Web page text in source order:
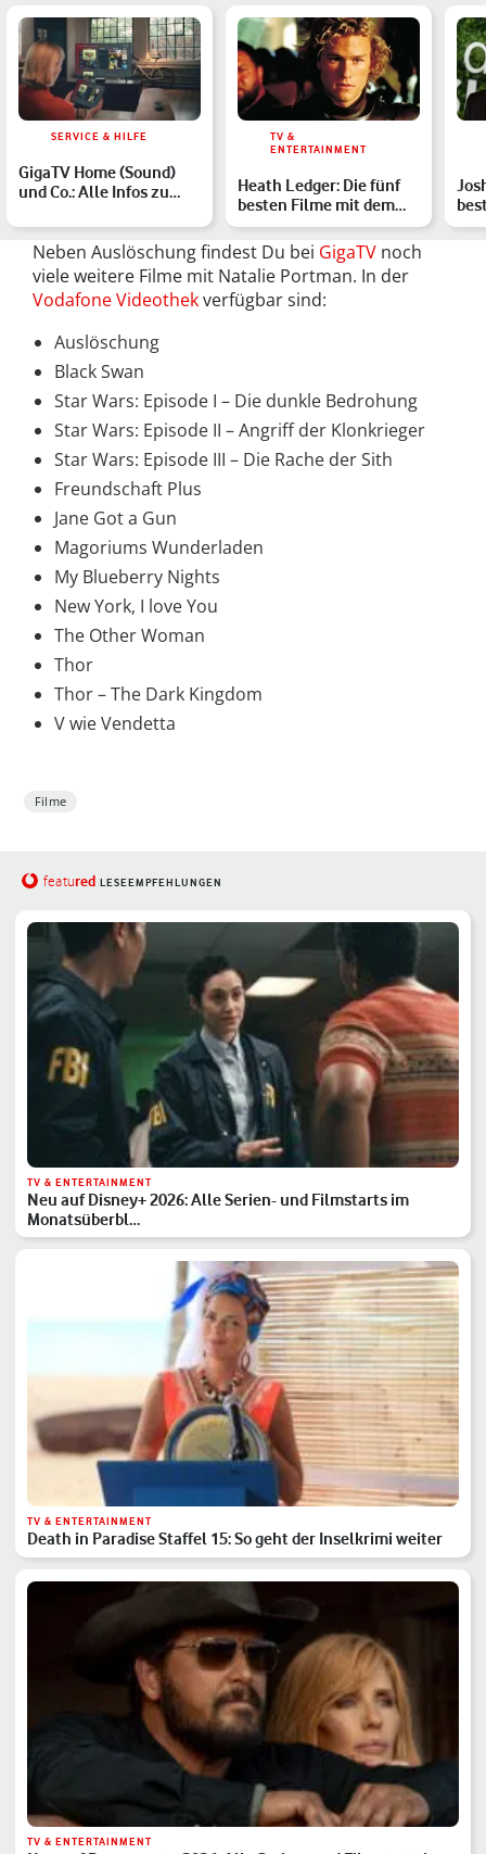
SERVICE & HILFE
GigaTV Home (Sound)
und Co.: Alle Infos zu
Entertainment-…
TV &
ENTERTAINMENT
Heath Ledger: Die fünf
besten Filme mit dem
Ritter-aus-Leidenscha…
mit
Neben Auslöschung findest Du bei GigaTV noch
viele weitere Filme mit Natalie Portman. In der
Vodafone Videothekverfügbar sind:
Auslöschung
Black Swan
Star Wars: Episode I – Die dunkle Bedrohung
Star Wars: Episode II – Angriff der Klonkrieger
Star Wars: Episode III – Die Rache der Sith
Freundschaft Plus
Jane Got a Gun
Magoriums Wunderladen
My Blueberry Nights
New York, I love You
The Other Woman
Thor
Thor – The Dark Kingdom
V wie Vendetta
Filme
featured LESEEMPFEHLUNGEN
TV & ENTERTAINMENT
Neu auf Disney+ 2026: Alle Serien- und Filmstarts im
Monatsüberbl…
TV & ENTERTAINMENT
Death in Paradise Staffel 15: So geht der Inselkrimi weiter
TV & ENTERTAINMENT